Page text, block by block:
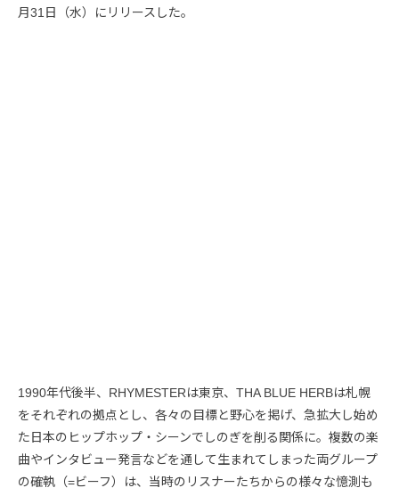
月31日（水）にリリースした。
1990年代後半、RHYMESTERは東京、THA BLUE HERBは札幌
をそれぞれの拠点とし、各々の目標と野心を掲げ、急拡大し始め
た日本のヒップホップ・シーンでしのぎを削る関係に。複数の楽
曲やインタビュー発言などを通して生まれてしまった両グループ
の確執（=ビーフ）は、当時のリスナーたちからの様々な憶測も